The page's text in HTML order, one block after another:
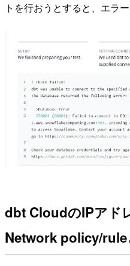
トを行おうとすると、エラー
dbt CloudのIPアド
Network policy/rule